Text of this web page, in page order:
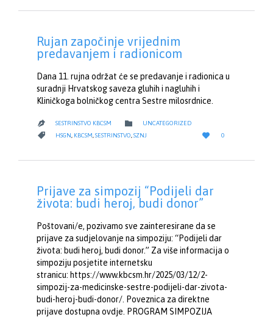
Rujan započinje vrijednim
predavanjem i radionicom
Dana 11. rujna održat će se predavanje i radionica u
suradnji Hrvatskog saveza gluhih i nagluhih i
Kliničkoga bolničkog centra Sestre milosrdnice.
 SESTRINSTVO KBCSM  CATEGORY
UNCATEGORIZED
 CATEGORY
HSGN KBCSM SESTRINSTVO SZNJ 
LOVE
IT
0
Prijave za simpozij “Podijeli dar
života: budi heroj, budi donor”
Poštovani/e, pozivamo sve zainteresirane da se
prijave za sudjelovanje na simpoziju: “Podijeli dar
života: budi heroj, budi donor.” Za više informacija o
simpoziju posjetite internetsku
stranicu: https://www.kbcsm.hr/2025/03/12/2-
simpozij-za-medicinske-sestre-podijeli-dar-zivota-
budi-heroj-budi-donor/. Poveznica za direktne
prijave dostupna ovdje. PROGRAM SIMPOZIJA